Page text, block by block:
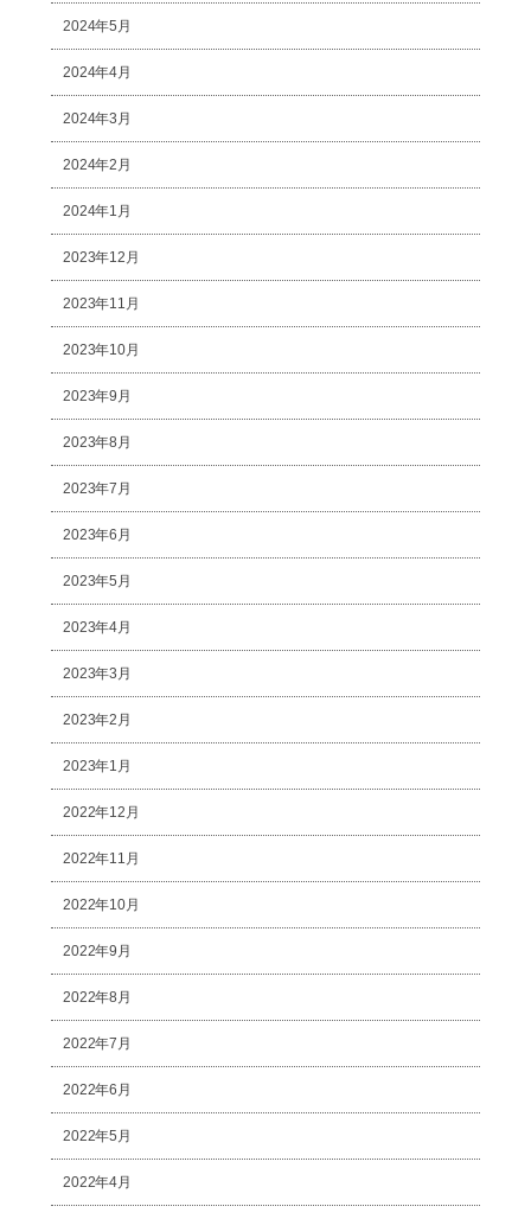
2024年5月
2024年4月
2024年3月
2024年2月
2024年1月
2023年12月
2023年11月
2023年10月
2023年9月
2023年8月
2023年7月
2023年6月
2023年5月
2023年4月
2023年3月
2023年2月
2023年1月
2022年12月
2022年11月
2022年10月
2022年9月
2022年8月
2022年7月
2022年6月
2022年5月
2022年4月